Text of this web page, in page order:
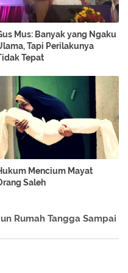
Mus: Banyak yang Ngaku
Tapi Perilakunya
Tepat
Mencium Mayat
Saleh
Rumah Tangga Sampai